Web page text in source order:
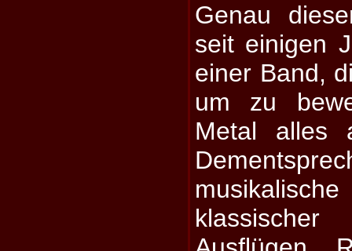
Genau
seit einigen
einer Band,
um zu
Metal alles